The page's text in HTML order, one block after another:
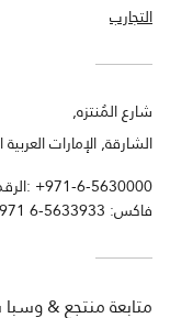
التجارب
شارع المُنتزه,
الشارقة, الإمارات العربية
الرقم المجاني: +971-6-5630000
فاكس: 6-5633933
متابعةمنتجع &